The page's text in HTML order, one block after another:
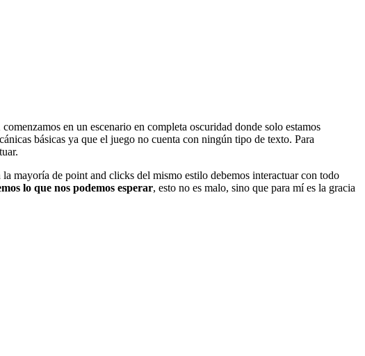
comenzamos en un escenario en completa oscuridad donde solo estamos
básicas ya que el juego no cuenta con ningún tipo de texto. Para
mayoría de point and clicks del mismo estilo debemos interactuar con todo
lo que nos podemos esperar, esto no es malo, sino que para mí es la gracia